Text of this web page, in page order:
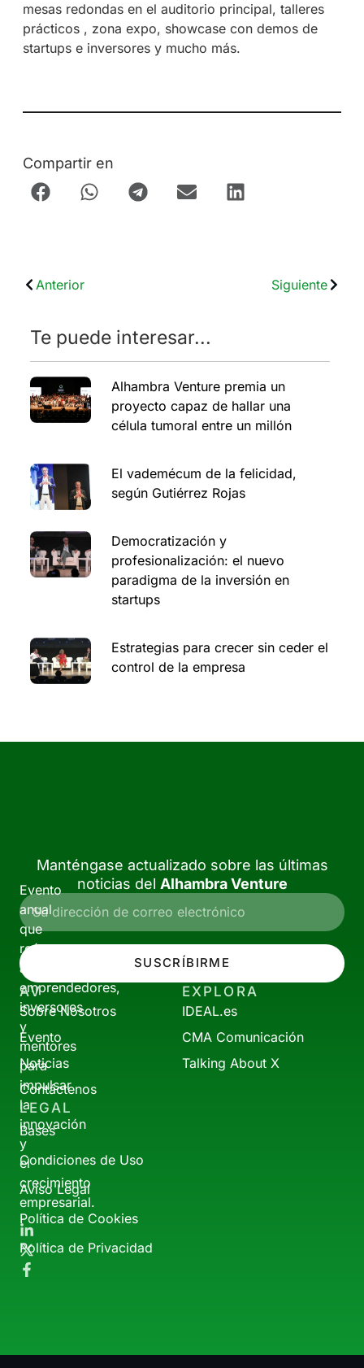
mesas redondas en el auditorio principal, talleres
prácticos , zona expo, showcase con demos de
startups e inversores y mucho más.
Compartir en
Anterior Siguiente
Te puede interesar...
Alhambra Venture premia un
proyecto capaz de hallar una
célula tumoral entre un millón
El vademécum de la felicidad,
según Gutiérrez Rojas
Democratización y
profesionalización: el nuevo
paradigma de la inversión en
startups
Estrategias para crecer sin ceder el
control de la empresa
Evento
anual
que
reúne
a
emprendedores,
inversores
y
mentores
para
impulsar
la
innovación
y
el
crecimiento
empresarial.
Manténgase actualizado sobre las últimas
noticias del Alhambra Venture
SUSCRÍBIRME
AV
Sobre Nosotros
Evento
Noticias
Contáctenos
EXPLORA
IDEAL.es
CMA Comunicación
Talking About X
LEGAL
Bases
Condiciones de Uso
Aviso Legal
Política de Cookies
Política de Privacidad